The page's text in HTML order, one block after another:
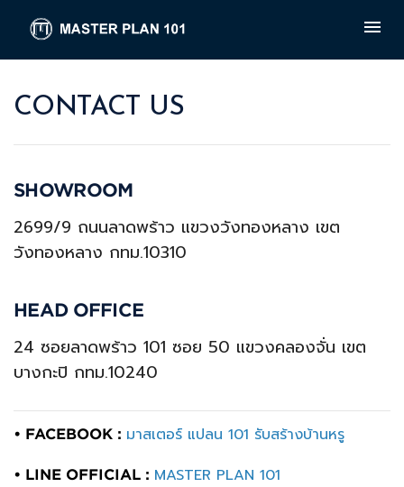
CONTACT US
SHOWROOM
2699/9 ถนนลาดพร้าว แขวงวังทองหลาง เขต
วังทองหลาง กทม.10310
HEAD OFFICE
24 ซอยลาดพร้าว 101 ซอย 50 แขวงคลองจั่น เขต
บางกะปิ กทม.10240
• FACEBOOK : มาสเตอร์ แปลน 101 รับสร้างบ้านหรู
• LINE OFFICIAL : MASTER PLAN 101